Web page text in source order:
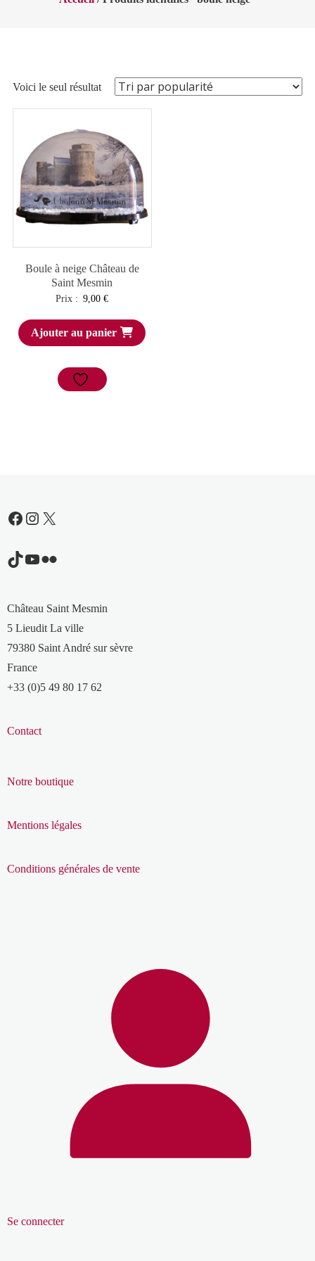
Voici le seul résultat
Boule à neige Château de
Saint Mesmin
Prix : 9,00€
Ajouter au panier
Facebook
Instagram
X
TikTok
YouTube
Flickr
Château Saint Mesmin
5 Lieudit La ville
79380 Saint André sur sèvre
France
+33 (0)5 49 80 17 62
Contact
Notre boutique
Mentions légales
Conditions générales de vente
Se connecter